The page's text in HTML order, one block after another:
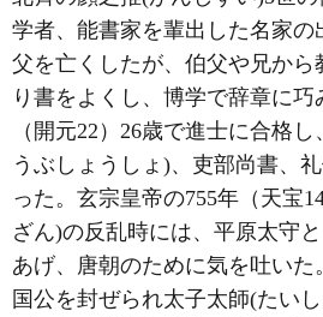
学者、能書家を輩出した名家の
父を亡くしたが、伯父や兄から
り書をよくし、博学で辞章に巧
（開元22）26歳で進士に合格
うぶしょうしょ)、吏部尚書、
った。玄宗皇帝の755年（天宝
ざん)の反乱時には、平原太守
あげ、唐朝のために気を吐いた
国公を封ぜられ太子太師(たい